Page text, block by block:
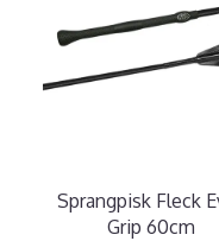
Sprangpisk Fleck
Grip 60cm